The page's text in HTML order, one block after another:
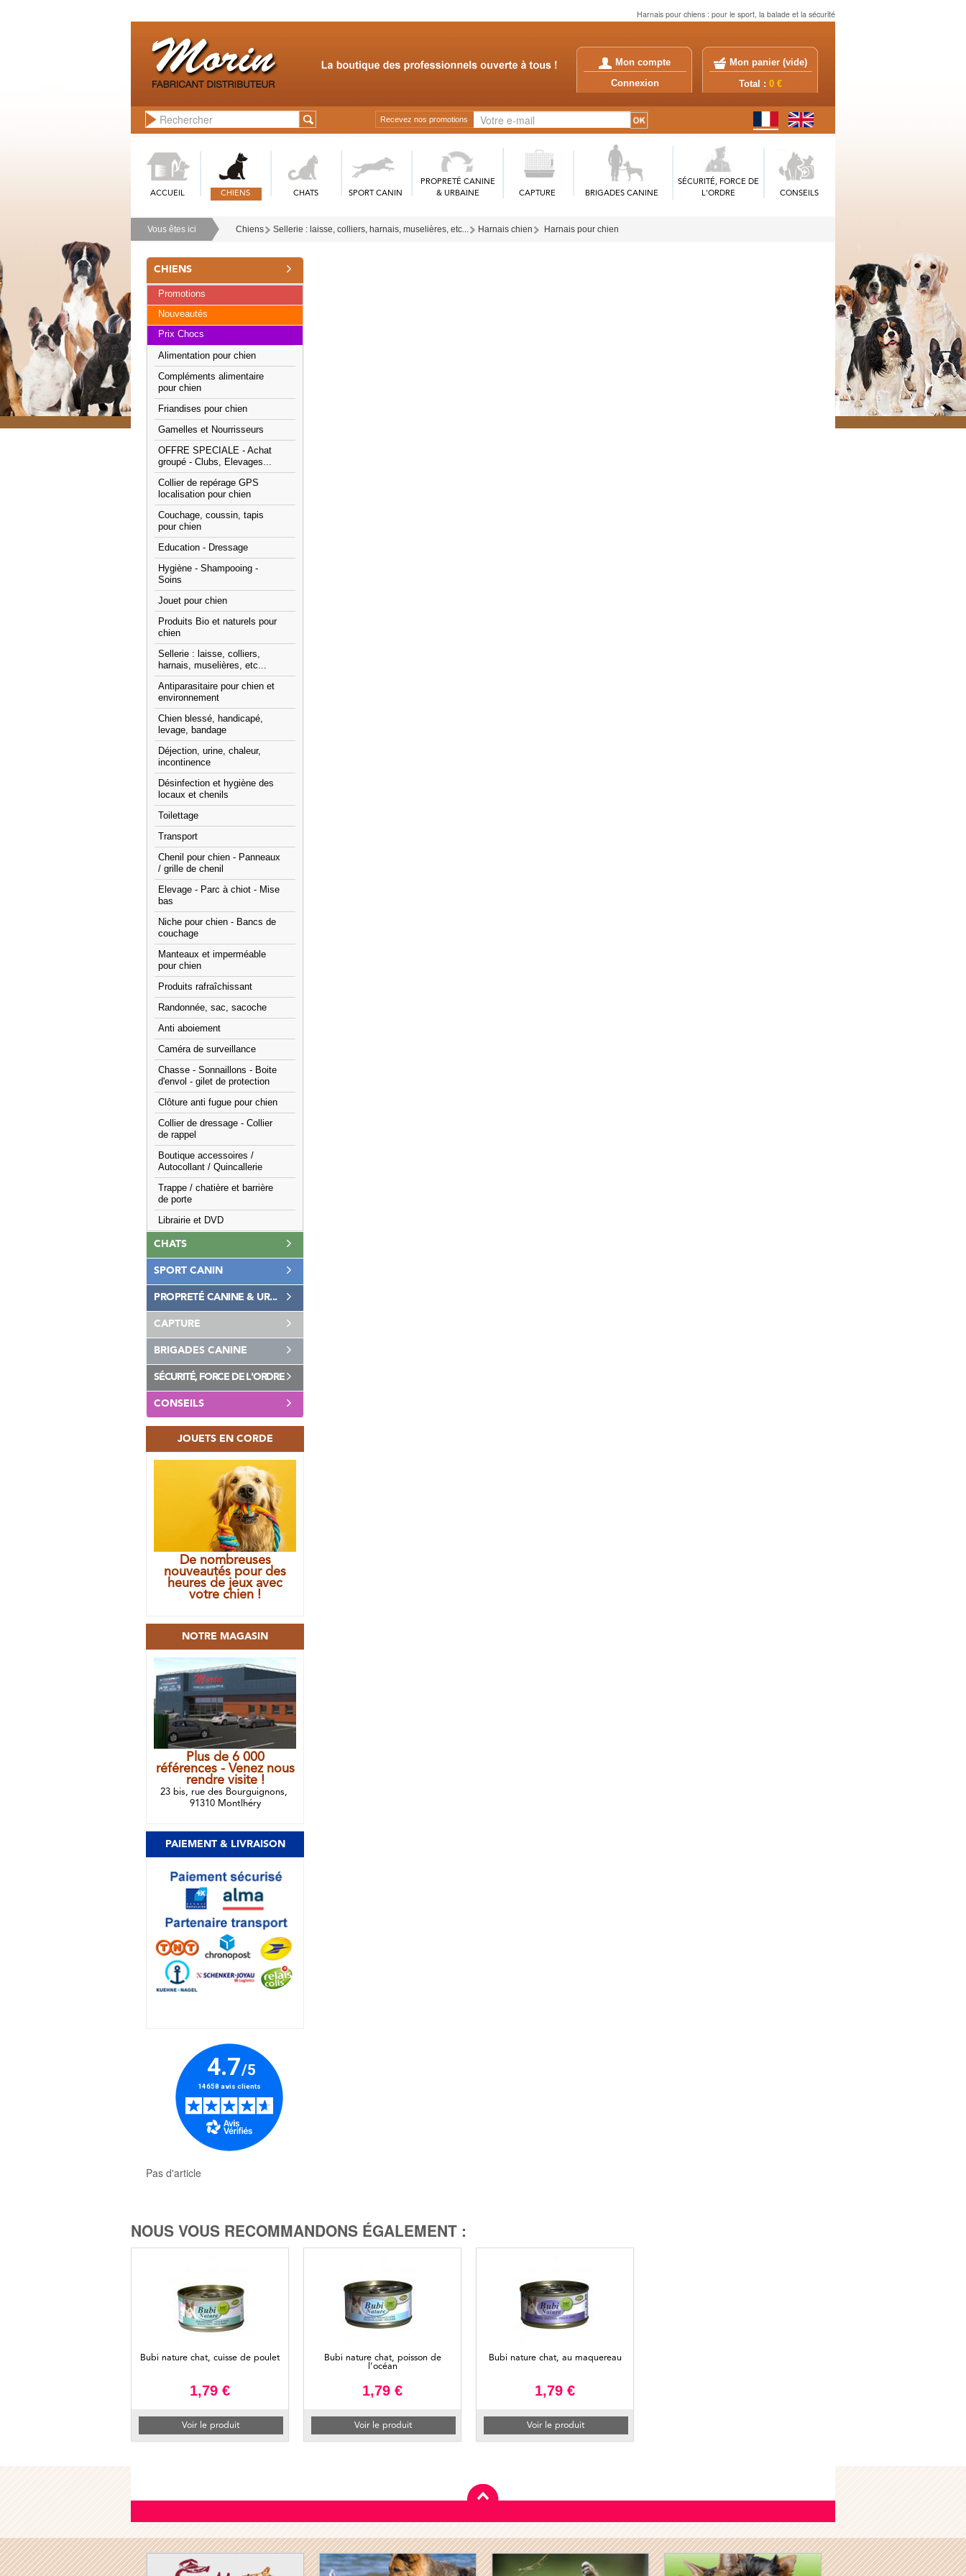
Harnais pour chiens : pour le sport, la balade et la sécurité
Mon compte
Connexion
Mon panier (vide)
Total : 0 €
Recevez nos promotions
ACCUEIL CHIENS CHATS SPORT CANIN
PROPRETÉ CANINE
& URBAINE
CAPTURE BRIGADES CANINE
SÉCURITÉ, FORCE DE
L'ORDRE
CONSEILS
Vous êtes ici Chiens Sellerie : laisse, colliers, harnais, muselières, etc... Harnais chien Harnais pour chien
CHIENS
Promotions
Nouveautés
Prix Chocs
Alimentation pour chien
Compléments alimentaire
pour chien
Friandises pour chien
Gamelles et Nourrisseurs
OFFRE SPECIALE - Achat
groupé - Clubs, Elevages...
Collier de repérage GPS
localisation pour chien
Couchage, coussin, tapis
pour chien
Education - Dressage
Hygiène - Shampooing -
Soins
Jouet pour chien
Produits Bio et naturels pour
chien
Sellerie : laisse, colliers,
harnais, muselières, etc...
Antiparasitaire pour chien et
environnement
Chien blessé, handicapé,
levage, bandage
Déjection, urine, chaleur,
incontinence
Désinfection et hygiène des
locaux et chenils
Toilettage
Transport
Chenil pour chien - Panneaux
/ grille de chenil
Elevage - Parc à chiot - Mise
bas
Niche pour chien - Bancs de
couchage
Manteaux et imperméable
pour chien
Produits rafraîchissant
Randonnée, sac, sacoche
Anti aboiement
Caméra de surveillance
Chasse - Sonnaillons - Boite
d'envol - gilet de protection
Clôture anti fugue pour chien
Collier de dressage - Collier
de rappel
Boutique accessoires /
Autocollant / Quincallerie
Trappe / chatière et barrière
de porte
Librairie et DVD
CHATS
SPORT CANIN
PROPRETÉ CANINE & UR...
CAPTURE
BRIGADES CANINE
SÉCURITÉ, FORCE DE L'ORDRE
CONSEILS
JOUETS EN CORDE
De nombreuses
nouveautés pour des
heures de jeux avec
votre chien !
NOTRE MAGASIN
Plus de 6 000
références - Venez nous
rendre visite !
23 bis, rue des Bourguignons,
91310 Montlhéry
PAIEMENT & LIVRAISON
Pas d'article
NOUS VOUS RECOMMANDONS ÉGALEMENT :
Bubi nature chat, cuisse de poulet
1,79 €
Voir le produit
Bubi nature chat, poisson de
l’océan
1,79 €
Voir le produit
Bubi nature chat, au maquereau
1,79 €
Voir le produit